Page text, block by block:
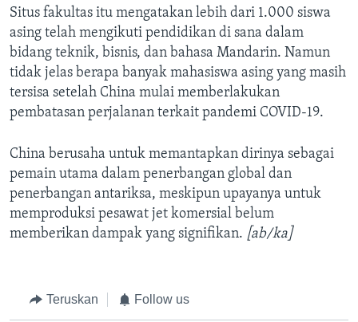
Situs fakultas itu mengatakan lebih dari 1.000 siswa
asing telah mengikuti pendidikan di sana dalam
bidang teknik, bisnis, dan bahasa Mandarin. Namun
tidak jelas berapa banyak mahasiswa asing yang masih
tersisa setelah China mulai memberlakukan
pembatasan perjalanan terkait pandemi COVID-19.
China berusaha untuk memantapkan dirinya sebagai
pemain utama dalam penerbangan global dan
penerbangan antariksa, meskipun upayanya untuk
memproduksi pesawat jet komersial belum
memberikan dampak yang signifikan. [ab/ka]
Teruskan Follow us